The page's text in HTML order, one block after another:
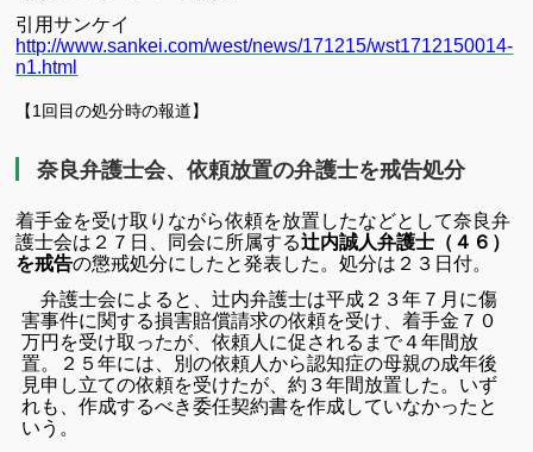
引用サンケイ
http://www.sankei.com/west/news/171215/wst1712150014-
n1.html
【1回目の処分時の報道】
奈良弁護士会、依頼放置の弁護士を戒告処分
着手金を受け取りながら依頼を放置したなどとして奈良弁
護士会は２７日、同会に所属する辻内誠人弁護士（４６）
を戒告の懲戒処分にしたと発表した。処分は２３日付。
弁護士会によると、辻内弁護士は平成２３年７月に傷
害事件に関する損害賠償請求の依頼を受け、着手金７０
万円を受け取ったが、依頼人に促されるまで４年間放
置。２５年には、別の依頼人から認知症の母親の成年後
見申し立ての依頼を受けたが、約３年間放置した。いず
れも、作成するべき委任契約書を作成していなかったと
いう。